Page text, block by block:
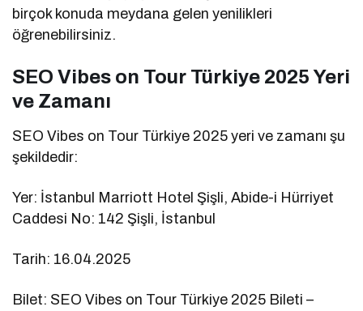
birçok konuda meydana gelen yenilikleri
öğrenebilirsiniz.
SEO Vibes on Tour Türkiye 2025 Yeri
ve Zamanı
SEO Vibes on Tour Türkiye 2025 yeri ve zamanı şu
şekildedir:
Yer: İstanbul Marriott Hotel Şişli, Abide-i Hürriyet
Caddesi No: 142 Şişli, İstanbul
Tarih: 16.04.2025
Bilet: SEO Vibes on Tour Türkiye 2025 Bileti –